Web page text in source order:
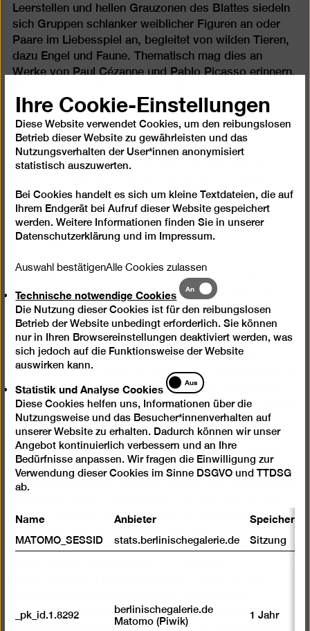
Leerstellen und hellen Grauzonen des Blattes siedeln
sich Gruppen schlanker weiblicher Figuren an oder
Paare im Liebesspiel an, begleitet von wilden Tieren,
dazu Engel und Faune. Thematisch mag dies an
Werke von Paul Cézanne und Pablo Picasso erinnern,
Abstrakten Expressionismus.
Die 2002 bis 2003 entstandenen Papierarbeiten
„Unverstandene Vorkommnisse“ sind Relikte.
FRANEK verwendete als Kritzel- und Malunterlagen
Dabei ließ sie sich von den geschichteten Farbspuren,
Zeichen und Notaten anregen. Sie führte weiter, was
der Zufall vorgab und auf den ersten Blick nicht
Die 1975 und 1999 entstandenen Editionen sind
Beispiele für FRANEKs Interesse an der spirituellen
Suche nach geistiger und körperlicher Erkenntnis.
Die Mappe „Tal der Könige“ enthält fünf
Farbradierungen zu Texten aus dem ägyptischen
Totenbuch. Diese 1842 erstmals publizierte Sammlung
altägyptischer Verse enthält Beschwörungsformeln,
mit denen der Übergang Verstorbener in die Unterwelt
ersehnt und erbeten wird, um im Jenseits
Unsterblichkeit zu erlangen: „Oh, könnte ich, in den
Lüften vogelgleich schwebend,/ Wieder und wieder
anschaun die geheiligten Geister/ Versammelt um Ra!“
FRANEK lässt eine weibliche Gestalt auf verschiedene
Anubis, Gott der Totenriten und der Mumifizierung,
sexuellen Stellungen sowie eine kleine Schatulle mit
Stempel und Stempelkissen. Dahinter verbirgt sich
Ihre Cookie-Einstellungen
Diese Website verwendet Cookies, um den reibungslosen
Betrieb dieser Website zu gewährleisten und das
Nutzungsverhalten der User*innen anonymisiert
statistisch auszuwerten.
Bei Cookies handelt es sich um kleine Textdateien, die auf
Ihrem Endgerät bei Aufruf dieser Website gespeichert
werden. Weitere Informationen finden Sie in unserer
Datenschutzerklärung und im Impressum.
Auswahl bestätigenAlle Cookies zulassen
Technische notwendige Cookies
Technische
notwendige
Cookies
An
Die Nutzung dieser Cookies ist für den reibungslosen
Betrieb der Website unbedingt erforderlich. Sie können
nur in Ihren Browsereinstellungen deaktiviert werden, was
sich jedoch auf die Funktionsweise der Website
auswirken kann.
Statistik und Analyse Cookies
Statistik
und
Analyse
Cookies
Aus
Diese Cookies helfen uns, Informationen über die
Nutzungsweise und das Besucher*innenverhalten auf
unserer Website zu erhalten. Dadurch können wir unser
Angebot kontinuierlich verbessern und an Ihre
Bedürfnisse anpassen. Wir fragen die Einwilligung zur
Verwendung dieser Cookies im Sinne DSGVO und TTDSG
ab.
Name Anbieter
MATOMO_SESSID stats.berlinischegalerie.de Sitzung
_pk_id.1.8292
berlinischegalerie.de
Matomo (Piwik)
1 Jahr